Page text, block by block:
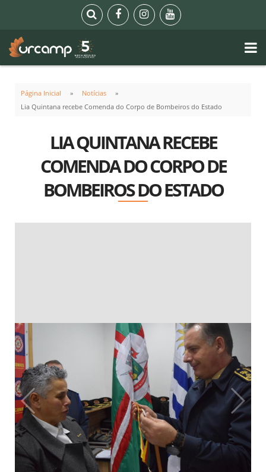
Página Inicial
Notícias
Lia Quintana recebe Comenda do Corpo de Bombeiros do Estado
LIA QUINTANA RECEBE
COMENDA DO CORPO DE
BOMBEIROS DO ESTADO